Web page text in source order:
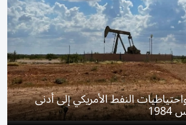
النفط الأمريكي إلى أدنى